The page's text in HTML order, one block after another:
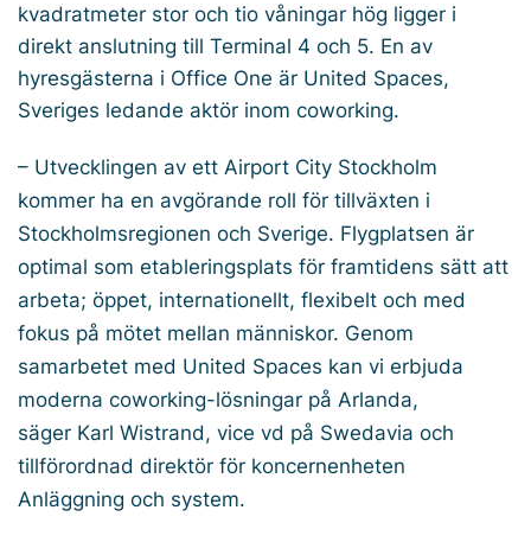
kvadratmeter stor och tio våningar hög ligger i
direkt anslutning till Terminal 4 och 5. En av
hyresgästerna i Office One är United Spaces,
Sveriges ledande aktör inom coworking.
– Utvecklingen av ett Airport City Stockholm
kommer ha en avgörande roll för tillväxten i
Stockholmsregionen och Sverige. Flygplatsen är
optimal som etableringsplats för framtidens sätt att
arbeta; öppet, internationellt, flexibelt och med
fokus på mötet mellan människor. Genom
samarbetet med United Spaces kan vi erbjuda
moderna coworking-lösningar på Arlanda,
säger Karl Wistrand, vice vd på Swedavia och
tillförordnad direktör för koncernenheten
Anläggning och system.